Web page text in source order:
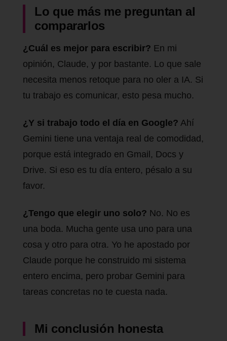
Lo que más me preguntan al
compararlos
¿Cuál es mejor para escribir? En mi
opinión, Claude, y por bastante. Lo que sale
necesita menos retoque para no oler a IA. Si
tu trabajo es comunicar, esto pesa mucho.
¿Y si trabajo todo el día en Google? Ahí
Gemini tiene una ventaja real de comodidad,
porque está integrado en Gmail, Docs y
Drive. Si eso es tu día entero, pésalo a su
favor.
¿Tengo que elegir uno solo? No. No es
una boda. Mucha gente usa uno para una
cosa y otro para otra. Yo he apostado por
Claude porque he construido mi sistema
entero encima, pero probar Gemini para
tareas concretas no te cuesta nada.
Mi conclusión honesta